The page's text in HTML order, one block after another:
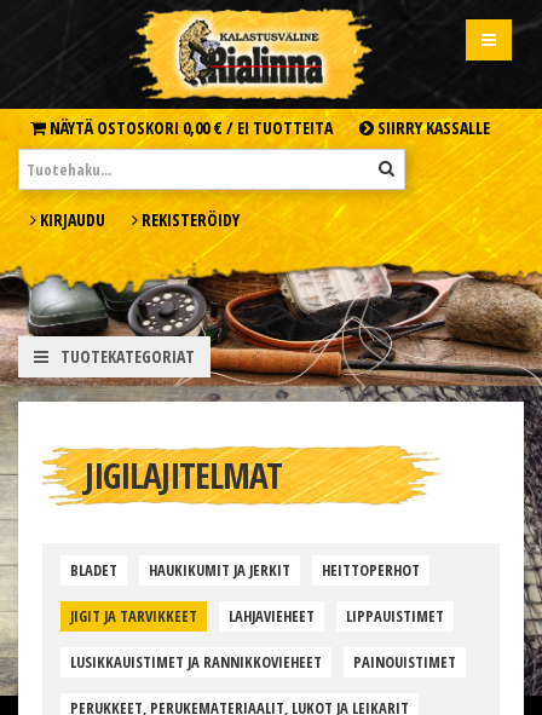
NÄYTÄ OSTOSKORI 0,00 € / EI TUOTTEITA SIIRRY KASSALLE
KIRJAUDU REKISTERÖIDY
TUOTEKATEGORIAT
JIGILAJITELMAT
BLADET HAUKIKUMIT JA JERKIT HEITTOPERHOT
JIGIT JA TARVIKKEET LAHJAVIEHEET LIPPAUISTIMET
LUSIKKAUISTIMET JA RANNIKKOVIEHEET PAINOUISTIMET
PERUKKEET, PERUKEMATERIAALIT, LUKOT JA LEIKARIT